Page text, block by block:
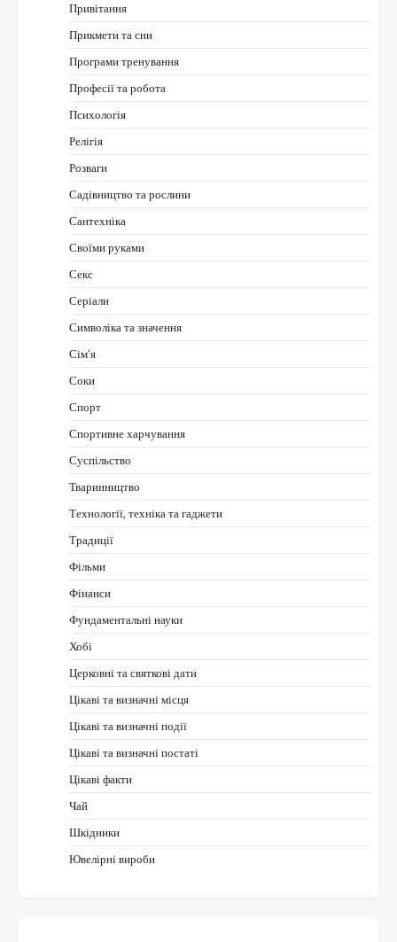
Привітання
Прикмети та сни
Програми тренування
Професії та робота
Психологія
Релігія
Розваги
Садівництво та рослини
Сантехніка
Своїми руками
Секс
Серіали
Символіка та значення
Сім’я
Соки
Спорт
Спортивне харчування
Суспільство
Тваринництво
Технології, техніка та гаджети
Традиції
Фільми
Фінанси
Фундаментальні науки
Хобі
Церковні та святкові дати
Цікаві та визначні місця
Цікаві та визначні події
Цікаві та визначні постаті
Цікаві факти
Чай
Шкідники
Ювелірні вироби